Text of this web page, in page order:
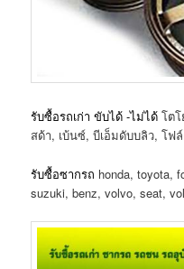
รับซื้อรถเก่า ขับได้ -ไม่ได้ โต
สด้า, เบ้นซ์, บีเอ็มดับบลิว, โฟ
รับซื้อซากรถ honda, toyota,
suzuki, benz, volvo, seat,